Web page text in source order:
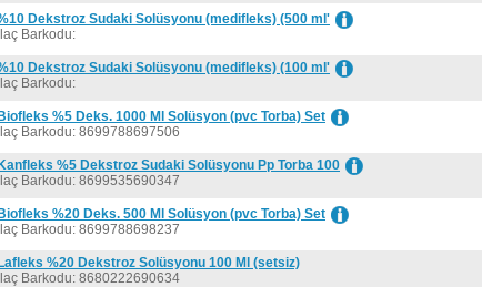
Dekstroz Sudaki Solüsyonu (medifleks) (500 ml'
İlaç Barkodu:
Dekstroz Sudaki Solüsyonu (medifleks) (100 ml'
İlaç Barkodu:
Biofleks %5 Deks. 1000 Ml Solüsyon (pvc Torba) Set
İlaç Barkodu: 8699788697506
Kanfleks %5 Dekstroz Sudaki Solüsyonu Pp Torba 100
İlaç Barkodu: 8699535690347
Biofleks %20 Deks. 500 Ml Solüsyon (pvc Torba) Set
İlaç Barkodu: 8699788698237
Lafleks %20 Dekstroz Solüsyonu 100 Ml (setsiz)
İlaç Barkodu: 8680222690634